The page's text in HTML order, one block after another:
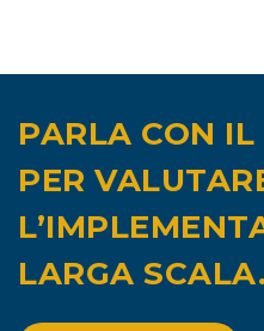
PARLA CON
PER
LARGA SCALA.